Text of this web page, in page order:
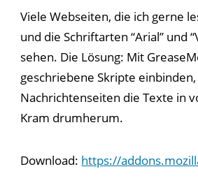
Viele Webseiten, die ich gerne
und die Schriftarten “Arial” und
sehen. Die Lösung: Mit
geschriebene Skripte
Nachrichtenseiten die Texte in
Kram drumherum.
Download: https://